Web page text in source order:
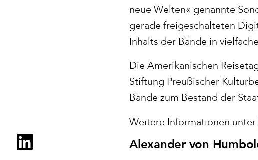
neue Welten« genannte
gerade freigeschalteten
Inhalts der Bände in
Die Amerikanischen
Stiftung Preußischer
Bände zum Bestand der
Weitere Informationen unter
Alexander von